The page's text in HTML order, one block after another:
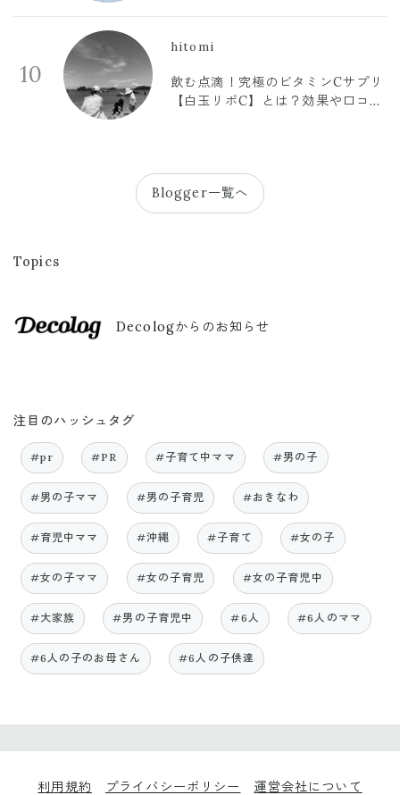
10
hitomi
飲む点滴！究極のビタミンCサプリ
【白玉リポC】とは？効果や口コミ
Blogger一覧へ
Topics
Decologからのお知らせ
注目のハッシュタグ
#pr #PR #子育て中ママ #男の子
#男の子ママ #男の子育児 #おきなわ
#育児中ママ #沖縄 #子育て #女の子
#女の子ママ #女の子育児 #女の子育児中
#大家族 #男の子育児中 #6人 #6人のママ
#6人の子のお母さん #6人の子供達
利用規約 プライバシーポリシー 運営会社について